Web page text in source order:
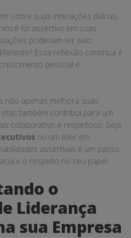
sobre suas interações diárias.
foi assertivo em suas
poderiam ter sido
Essa reflexão contínua é
pessoal e
não apenas melhora suas
também contribui para um
colaborativo e respeitoso. Seja
ou um líder em
assertivas é um passo
e o respeito no seu papel.
o
Liderança
sua Empresa